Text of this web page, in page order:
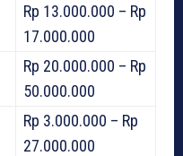
Rp 13.000.000 – Rp
17.000.000
Rp 20.000.000 – Rp
50.000.000
Rp 3.000.000 – Rp
27.000.000